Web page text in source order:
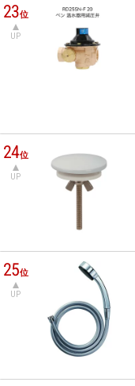
23位
UP
24位
UP
25位
UP